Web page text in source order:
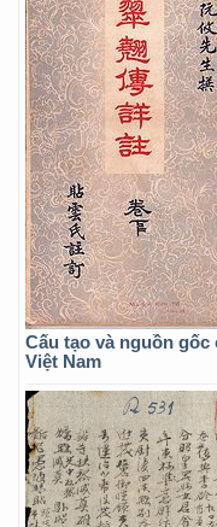
Cấu tạo và nguồn
Việt Nam